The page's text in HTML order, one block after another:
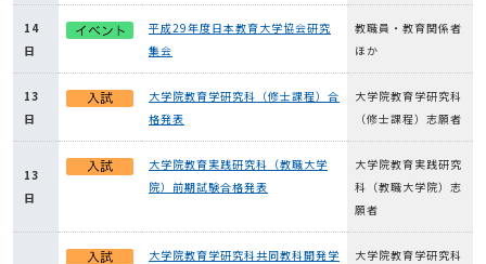
14
日
平成29年度日本教育大学協会研究
集会
教職員・教育関係者
ほか
13
日
大学院教育学研究科（修士課程）合
格発表
大学院教育学研究科
（修士課程）志願者
13
日
大学院教育実践研究科（教職大学
院）前期試験合格発表
大学院教育実践研究
科（教職大学院）志
願者
大学院教育学研究科共同教科開発学
大学院教育学研究科